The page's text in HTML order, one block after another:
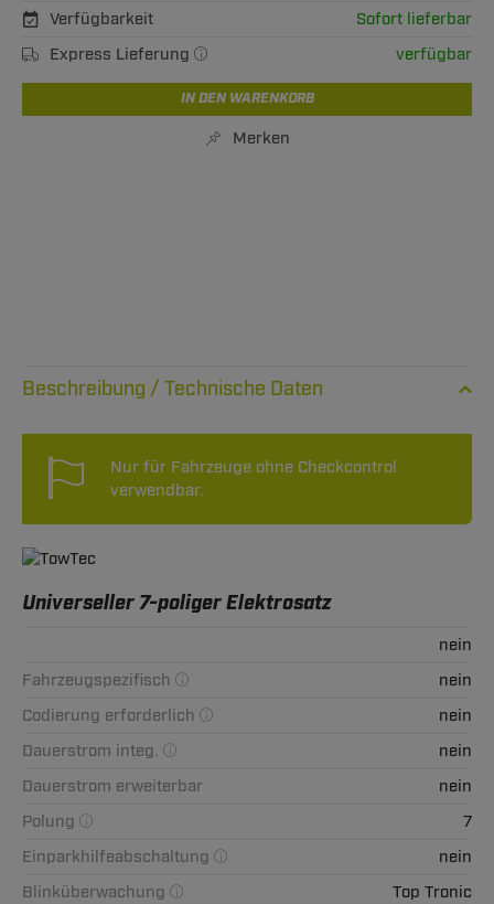
Verfügbarkeit
Sofort lieferbar
Express Lieferung
verfügbar
IN DEN WARENKORB
Merken
Technische Daten
Nur für Fahrzeuge ohne Checkcontrol
verwendbar.
Universeller 7-poliger Elektrosatz
nein
Fahrzeugspezifisch
nein
Codierung erforderlich
nein
Dauerstrom integ.
nein
Dauerstrom erweiterbar
nein
Polung
7
Einparkhilfeabschaltung
nein
Blinküberwachung
Top Tronic